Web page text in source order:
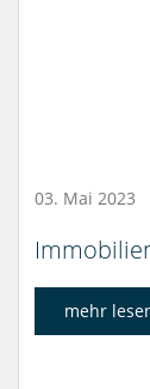
03. Mai 2023
mehr